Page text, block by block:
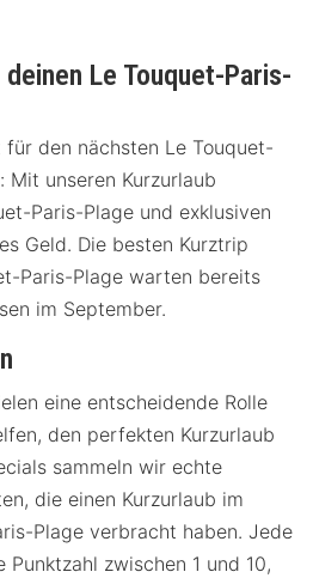
Le Touquet-Paris-
für den nächsten Le Touquet-
Mit unseren Kurzurlaub
Paris-Plage und exklusiven
Geld. Die besten Kurztrip
Paris-Plage warten bereits
im September.
eine entscheidende Rolle
den perfekten Kurzurlaub
sammeln wir echte
die einen Kurzurlaub im
Plage verbracht haben. Jede
zwischen 1 und 10,